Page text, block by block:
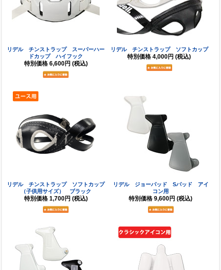
リデル チンストラップ スーパーハー
ドカップ ハイフック
特別価格 6,600円 (税込)
リデル チンストラップ ソフトカップ
特別価格 4,000円 (税込)
リデル チンストラップ ソフトカップ
（子供用サイズ） ブラック
特別価格 1,700円 (税込)
リデル ジョーパッド Sパッド アイ
コン用
特別価格 9,600円 (税込)